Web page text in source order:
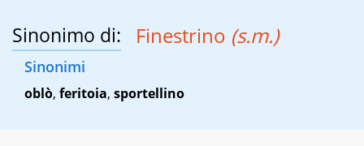
Sinonimo di: Finestrino (s.m.)
Sinonimi
oblò, feritoia, sportellino